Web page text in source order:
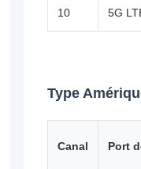
10 5G
Type
Canal Port